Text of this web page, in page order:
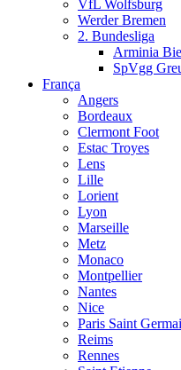
VfL Wolfsburg
Werder Bremen
2. Bundesliga
Arminia
SpVgg
França
Angers
Bordeaux
Clermont Foot
Estac Troyes
Lens
Lille
Lorient
Lyon
Marseille
Metz
Monaco
Montpellier
Nantes
Nice
Paris Saint
Reims
Rennes